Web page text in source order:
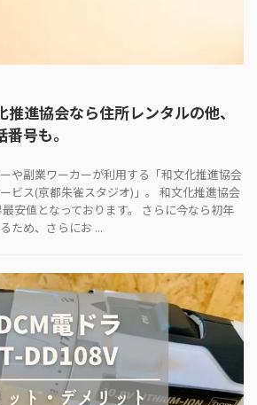
推進協会なら住所レンタルの他、
号も。
や副業ワーカーが利用する「和文化推進協会
ビス(京都朱雀スタジオ)」。 和文化推進協会
安値となっております。 さらに今なら初年
ため、さらにお ...